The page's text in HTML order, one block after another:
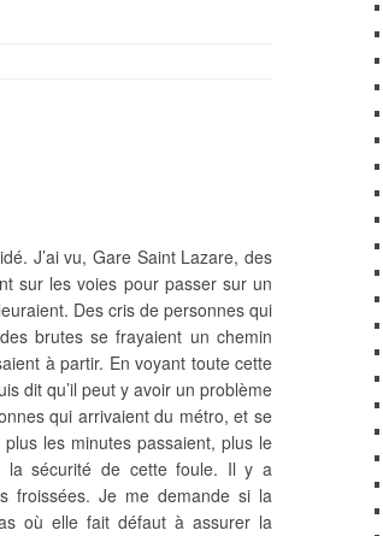
J’ai vu, Gare Saint Lazare, des
sur les voies pour passer sur un
Des cris de personnes qui
brutes se frayaient un chemin
à partir. En voyant toute cette
dit qu’il peut y avoir un problème
qui arrivaient du métro, et se
les minutes passaient, plus le
la sécurité de cette foule. Il y a
froissées. Je me demande si la
où elle fait défaut à assurer la